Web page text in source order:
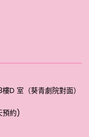
D 室（葵青劇院對面）
預約)